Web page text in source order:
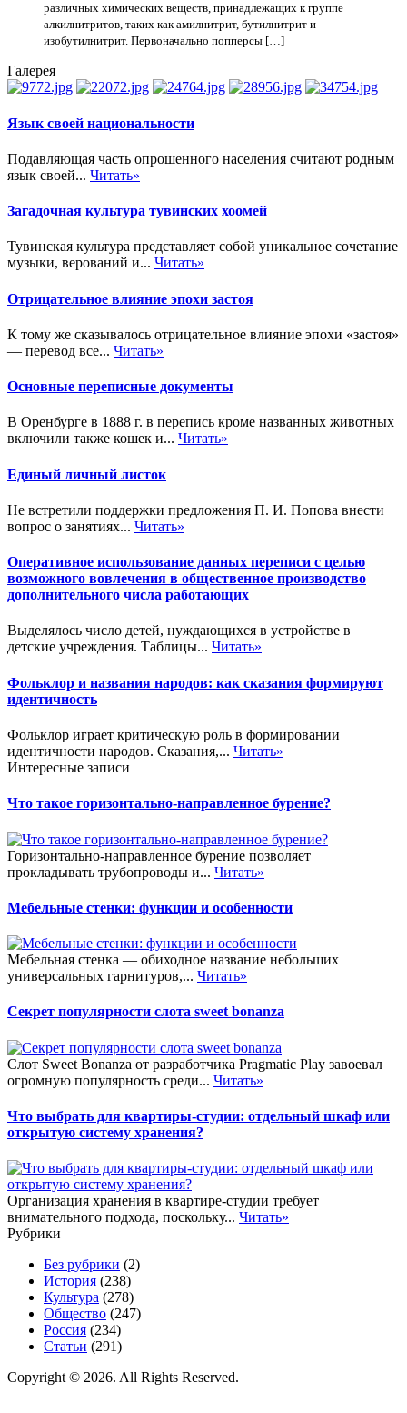
различных химических веществ, принадлежащих к группе
алкилнитритов, таких как амилнитрит, бутилнитрит и
изобутилнитрит. Первоначально попперсы […]
Галерея
Язык своей национальности
Подавляющая часть опрошенного населения считают родным
язык своей... Читать»
Загадочная культура тувинских хоомей
Тувинская культура представляет собой уникальное сочетание
музыки, верований и... Читать»
Отрицательное влияние эпохи застоя
К тому же сказывалось отрицательное влияние эпохи «застоя»
— перевод все... Читать»
Основные переписные документы
В Оренбурге в 1888 г. в перепись кроме названных животных
включили также кошек и... Читать»
Единый личный листок
Не встретили поддержки предложения П. И. Попова внести
вопрос о занятиях... Читать»
Оперативное использование данных переписи с целью
возможного вовлечения в общественное производство
дополнительного числа работающих
Выделялось число детей, нуждающихся в устройстве в
детские учреждения. Таблицы... Читать»
Фольклор и названия народов: как сказания формируют
идентичность
Фольклор играет критическую роль в формировании
идентичности народов. Сказания,... Читать»
Интересные записи
Что такое горизонтально-направленное бурение?
Горизонтально-направленное бурение позволяет
прокладывать трубопроводы и... Читать»
Мебельные стенки: функции и особенности
Мебельная стенка — обиходное название небольших
универсальных гарнитуров,... Читать»
Секрет популярности слота sweet bonanza
Слот Sweet Bonanza от разработчика Pragmatic Play завоевал
огромную популярность среди... Читать»
Что выбрать для квартиры-студии: отдельный шкаф или
открытую систему хранения?
Организация хранения в квартире-студии требует
внимательного подхода, поскольку... Читать»
Рубрики
Без рубрики (2)
История (238)
Культура (278)
Общество (247)
Россия (234)
Статьи (291)
Copyright © 2026. All Rights Reserved.